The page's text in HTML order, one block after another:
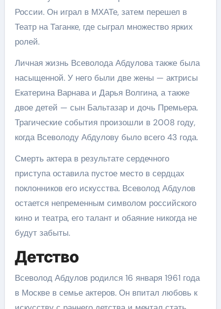
России. Он играл в МХАТе, затем перешел в
Театр на Таганке, где сыграл множество ярких
ролей.
Личная жизнь Всеволода Абдулова также была
насыщенной. У него были две жены — актрисы
Екатерина Варнава и Дарья Волгина, а также
двое детей — сын Бальтазар и дочь Премьера.
Трагические события произошли в 2008 году,
когда Всеволоду Абдулову было всего 43 года.
Смерть актера в результате сердечного
приступа оставила пустое место в сердцах
поклонников его искусства. Всеволод Абдулов
остается непременным символом российского
кино и театра, его талант и обаяние никогда не
будут забыты.
Детство
Всеволод Абдулов родился 16 января 1961 года
в Москве в семье актеров. Он впитал любовь к